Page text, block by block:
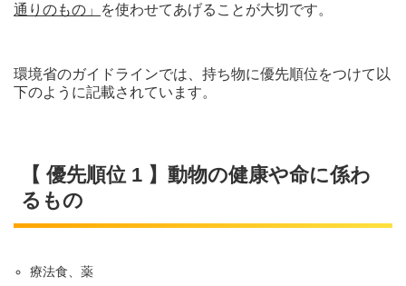
通りのもの」
を使わせてあげることが大切です。
環境省のガイドラインでは、持ち物に優先順位をつけて以
下のように記載されています。
【 優先順位 1 】動物の健康や命に係わ
るもの
療法食、薬